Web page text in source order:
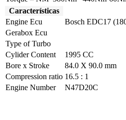
Características
Engine Ecu
Bosch EDC17
Gerabox Ecu
Type of Turbo
Cylider Content
1995 CC
Bore x Stroke
84.0 X 90.0 mm
Compression ratio 16.5 : 1
Engine Number
N47D20C